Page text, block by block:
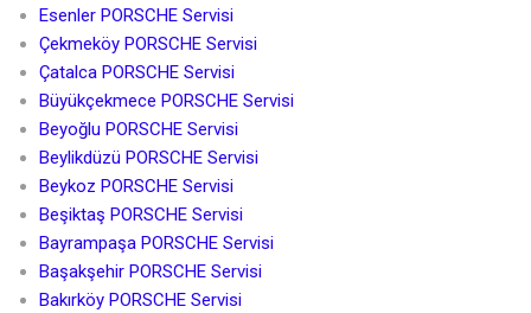
Esenler PORSCHE Servisi
Çekmeköy PORSCHE Servisi
Çatalca PORSCHE Servisi
Büyükçekmece PORSCHE Servisi
Beyoğlu PORSCHE Servisi
Beylikdüzü PORSCHE Servisi
Beykoz PORSCHE Servisi
Beşiktaş PORSCHE Servisi
Bayrampaşa PORSCHE Servisi
Başakşehir PORSCHE Servisi
Bakırköy PORSCHE Servisi